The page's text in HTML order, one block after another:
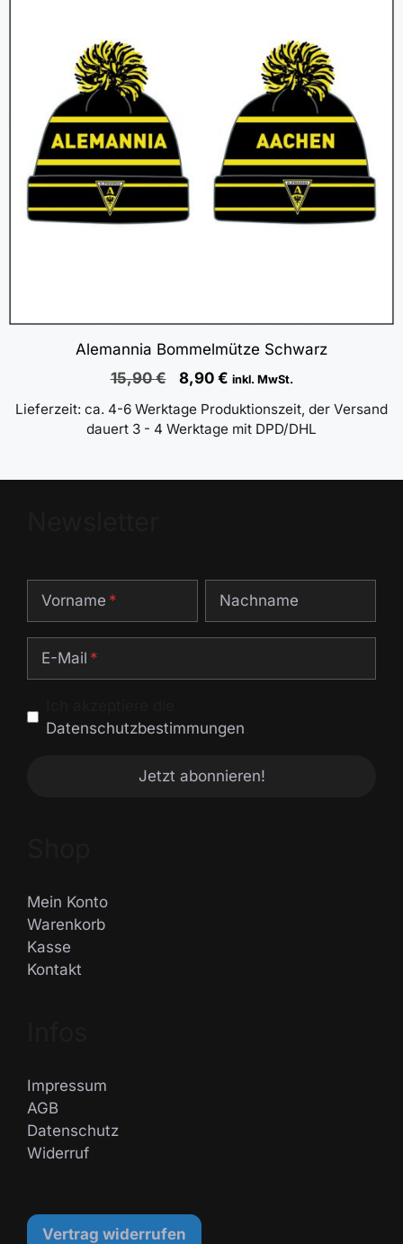
Alemannia Bommelmütze Schwarz
15,90€
Ursprünglicher
Preis
war:
8,90 €Aktueller
Preis
ist:
inkl. MwSt.
Lieferzeit: ca. 4-6 Werktage Produktionszeit, der Versand
dauert 3 - 4 Werktage mit DPD/DHL
Vorname Nachname
E-Mail
Datenschutzbestimmungen
Mein Konto
Warenkorb
Kasse
Kontakt
Impressum
AGB
Datenschutz
Widerruf
Vertrag widerrufen